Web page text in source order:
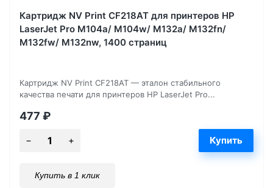
Картридж NV Print CF218AT для принтеров HP
LaserJet Pro M104a/ M104w/ M132a/ M132fn/
M132fw/ M132nw, 1400 страниц
Картридж NV Print CF218AT — эталон стабильного
качества печати для принтеров HP LaserJet Pro...
477 ₽
Купить в 1 клик